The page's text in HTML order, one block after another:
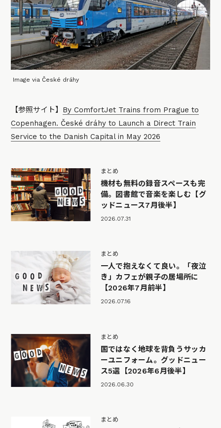
Image via České dráhy
【参照サイト】 By ComfortJet Trains from Prague to
Copenhagen. České dráhy to Launch a Direct Train
Service to the Danish Capital in May 2026
まとめ
機材も無料の録音スペースも完
備。図書館で音楽を楽しむ【グ
ッドニュース7月後半】
2026.07.31
まとめ
一人で抱えなくて良い。「夜泣
き」カフェが親子の居場所に
【2026年7月前半】
2026.07.16
まとめ
国ではなく地球を背負うサッカ
ーユニフォーム。グッドニュー
ス5選【2026年6月後半】
2026.06.30
まとめ